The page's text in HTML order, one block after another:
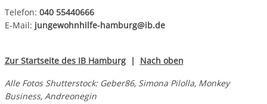
Telefon: 040 55440666
E-Mail: jungewohnhilfe-hamburg@ib.de
Zur Startseite des IB Hamburg| Nach oben
Alle Fotos Shutterstock: Geber86, Simona Pilolla, Monkey
Business, Andreonegin